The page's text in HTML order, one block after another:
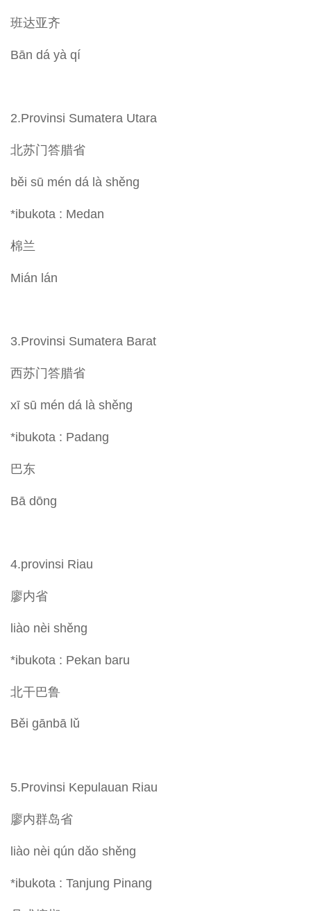
班达亚齐
Bān dá yà qí
2.Provinsi Sumatera Utara
北苏门答腊省
běi sū mén dá là shěng
*ibukota : Medan
棉兰
Mián lán
3.Provinsi Sumatera Barat
西苏门答腊省
xī sū mén dá là shěng
*ibukota : Padang
巴东
Bā dōng
4.provinsi Riau
廖内省
liào nèi shěng
*ibukota : Pekan baru
北干巴鲁
Běi gānbā lǔ
5.Provinsi Kepulauan Riau
廖内群岛省
liào nèi qún dǎo shěng
*ibukota : Tanjung Pinang